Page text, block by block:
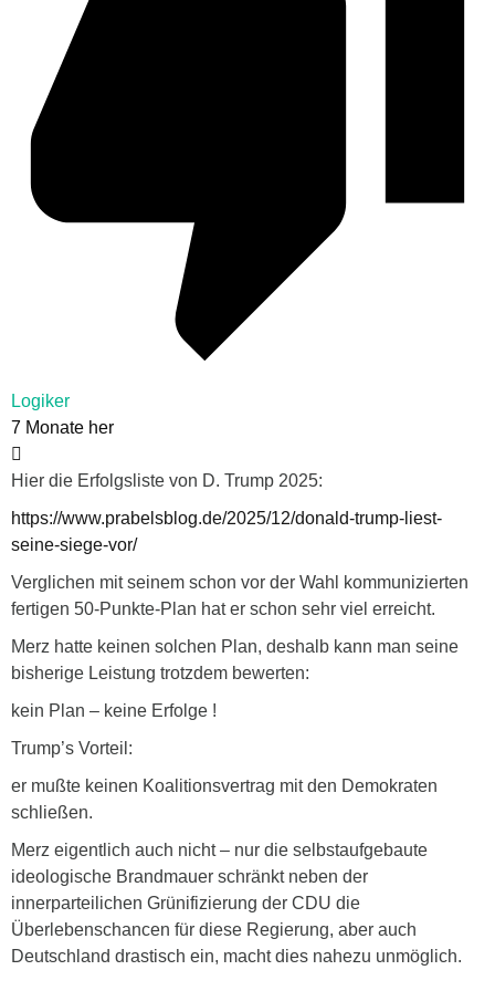
Logiker
7 Monate her
Hier die Erfolgsliste von D. Trump 2025:
https://www.prabelsblog.de/2025/12/donald-trump-liest-
seine-siege-vor/
Verglichen mit seinem schon vor der Wahl kommunizierten
fertigen 50-Punkte-Plan hat er schon sehr viel erreicht.
Merz hatte keinen solchen Plan, deshalb kann man seine
bisherige Leistung trotzdem bewerten:
kein Plan – keine Erfolge !
Trump’s Vorteil:
er mußte keinen Koalitionsvertrag mit den Demokraten
schließen.
Merz eigentlich auch nicht – nur die selbstaufgebaute
ideologische Brandmauer schränkt neben der
innerparteilichen Grünifizierung der CDU die
Überlebenschancen für diese Regierung, aber auch
Deutschland drastisch ein, macht dies nahezu unmöglich.